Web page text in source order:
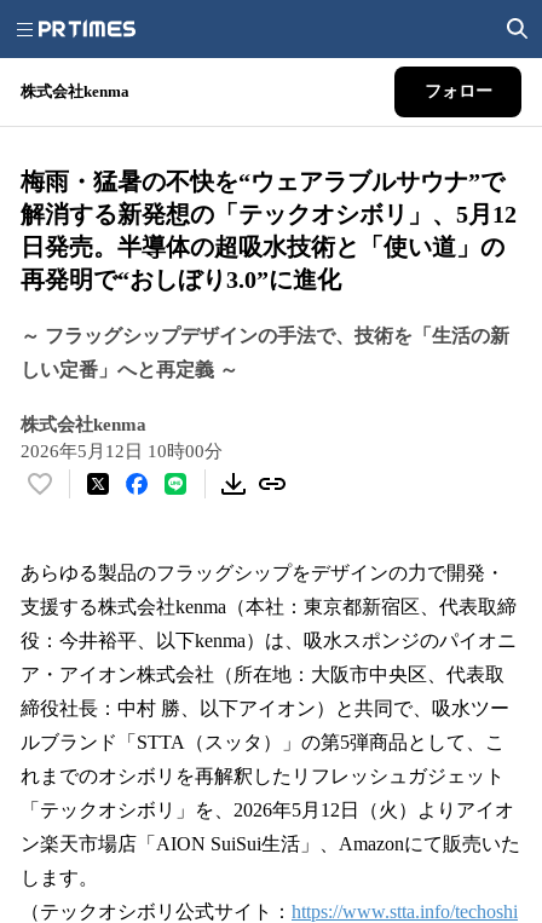
株式会社kenma フォロー
梅雨・猛暑の不快を“ウェアラブルサウナ”で
解消する新発想の「テックオシボリ」、5月12
日発売。半導体の超吸水技術と「使い道」の
再発明で“おしぼり3.0”に進化
～ フラッグシップデザインの手法で、技術を「生活の新
しい定番」へと再定義 ～
株式会社kenma
2026年5月12日 10時00分
い
！
数
を
読
み
込
み
中
で
す
あらゆる製品のフラッグシップをデザインの力で開発・
支援する株式会社kenma（本社：東京都新宿区、代表取締
役：今井裕平、以下kenma）は、吸水スポンジのパイオニ
ア・アイオン株式会社（所在地：大阪市中央区、代表取
締役社長：中村 勝、以下アイオン）と共同で、吸⽔ツー
ルブランド「STTA（スッタ）」の第5弾商品として、こ
れまでのオシボリを再解釈したリフレッシュガジェット
「テックオシボリ」を、2026年5月12日（火）よりアイオ
ン楽天市場店「AION SuiSui生活」、Amazonにて販売いた
します。
（テックオシボリ公式サイト： https://www.stta.info/techoshi